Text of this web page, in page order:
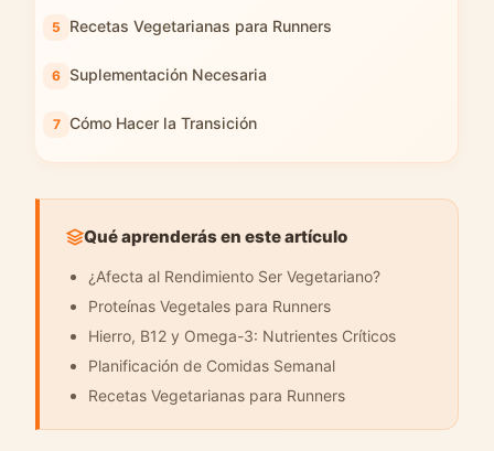
Recetas Vegetarianas para Runners
Suplementación Necesaria
Cómo Hacer la Transición
Qué aprenderás en este artículo
¿Afecta al Rendimiento Ser Vegetariano?
Proteínas Vegetales para Runners
Hierro, B12 y Omega-3: Nutrientes Críticos
Planificación de Comidas Semanal
Recetas Vegetarianas para Runners